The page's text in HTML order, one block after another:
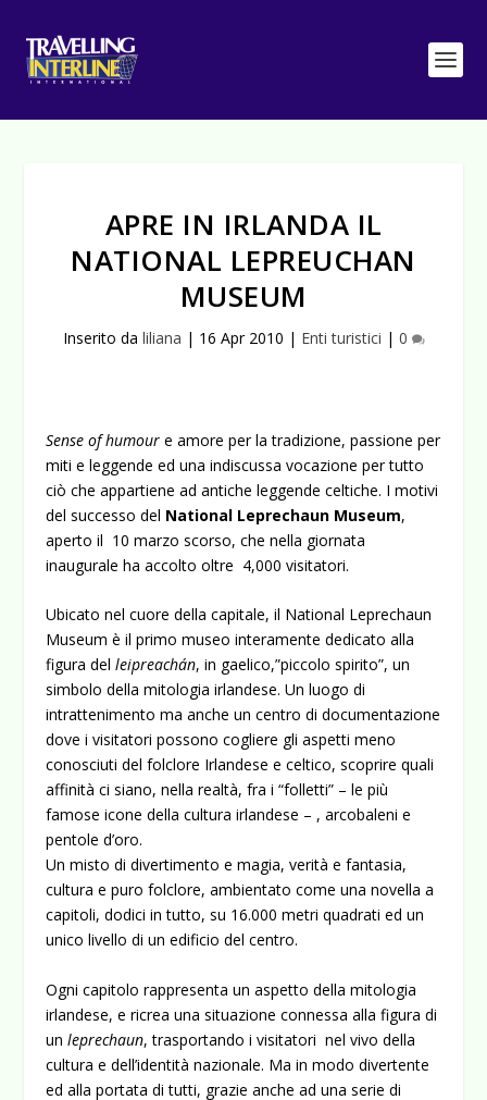
APRE IN IRLANDA IL
NATIONAL LEPREUCHAN
MUSEUM
Inserito da liliana | 16 Apr 2010 | Enti turistici | 0
Sense of humour e amore per la tradizione, passione per
miti e leggende ed una indiscussa vocazione per tutto
ciò che appartiene ad antiche leggende celtiche. I motivi
del successo del National Leprechaun Museum,
aperto il 10 marzo scorso, che nella giornata
inaugurale ha accolto oltre 4,000 visitatori.
Ubicato nel cuore della capitale, il National Leprechaun
Museum è il primo museo interamente dedicato alla
figura delleipreachán, in gaelico,”piccolo spirito”, un
simbolo della mitologia irlandese. Un luogo di
intrattenimento ma anche un centro di documentazione
dove i visitatori possono cogliere gli aspetti meno
conosciuti del folclore Irlandese e celtico, scoprire quali
affinità ci siano, nella realtà, fra i “folletti” – le più
famose icone della cultura irlandese – , arcobaleni e
pentole d’oro.
Un misto di divertimento e magia, verità e fantasia,
cultura e puro folclore, ambientato come una novella a
capitoli, dodici in tutto, su 16.000 metri quadrati ed un
unico livello di un edificio del centro.
Ogni capitolo rappresenta un aspetto della mitologia
irlandese, e ricrea una situazione connessa alla figura di
unleprechaun, trasportando i visitatori nel vivo della
cultura e dell’identità nazionale. Ma in modo divertente
ed alla portata di tutti, grazie anche ad una serie di